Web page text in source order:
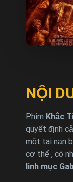
NỘI
Phim Khắc
quyết định
một tai nạn
cơ thể , có
linh mục